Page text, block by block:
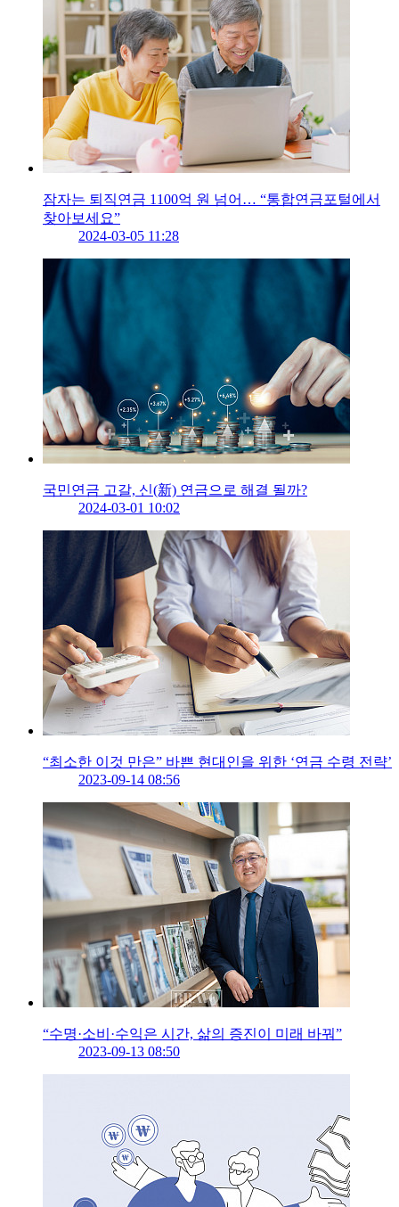
잠자는 퇴직연금 1100억 원 넘어… “통합연금포털에서
찾아보세요”
2024-03-05 11:28
국민연금 고갈, 신(新) 연금으로 해결 될까?
2024-03-01 10:02
“최소한 이것 만은” 바쁜 현대인을 위한 ‘연금 수령 전략’
2023-09-14 08:56
“수명·소비·수익은 시간, 삶의 증진이 미래 바꿔”
2023-09-13 08:50